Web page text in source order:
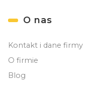
O nas
Kontakt i dane firmy
O firmie
Blog